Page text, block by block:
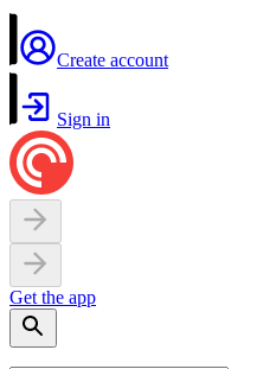
Create account
Sign in
Get the app